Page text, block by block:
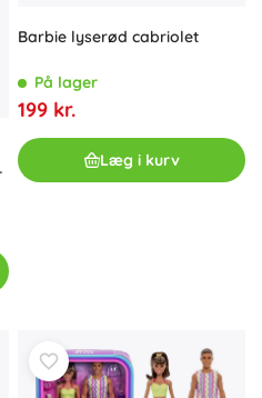
Barbie lyserød cabriolet
På lager
199 kr.
Læg i kurv